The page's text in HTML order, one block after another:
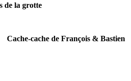
de la grotte
Cache-cache de François & Bastien